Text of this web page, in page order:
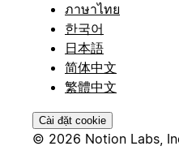
ภาษาไทย
한국어
日本語
简体中文
繁體中文
Cài đặt cookie
© 2026 Notion Labs,